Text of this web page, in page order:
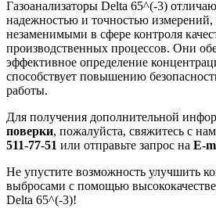
Газоанализаторы Delta 65^(-3)
надежностью и точностью измерений,
незаменимыми в сфере контроля
производственных процессов. Они
эффективное определение
способствует повышению
работы.
Для получения дополнительной
поверки, пожалуйста, свяжитесь с
511-77-51 или отправьте запрос на E-
Не упустите возможность улучшить
выбросами с помощью
Delta 65^(-3)!